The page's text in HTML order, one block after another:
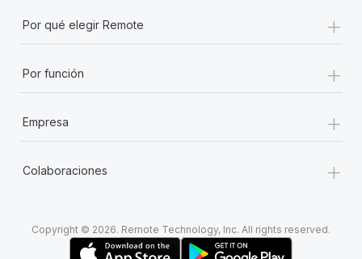
Por qué elegir Remote +
Por función +
Empresa +
Colaboraciones +
Copyright © 2026. Remote Technology, Inc. All rights reserved.